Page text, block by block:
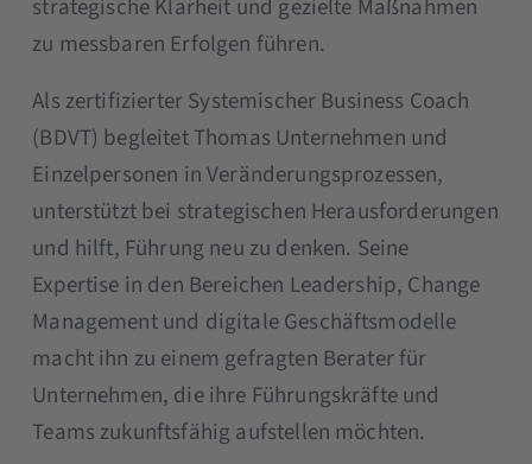
strategische Klarheit und gezielte Maßnahmen
zu messbaren Erfolgen führen.
Als zertifizierter Systemischer Business Coach
(BDVT) begleitet Thomas Unternehmen und
Einzelpersonen in Veränderungsprozessen,
unterstützt bei strategischen Herausforderungen
und hilft, Führung neu zu denken. Seine
Expertise in den Bereichen Leadership, Change
Management und digitale Geschäftsmodelle
macht ihn zu einem gefragten Berater für
Unternehmen, die ihre Führungskräfte und
Teams zukunftsfähig aufstellen möchten.